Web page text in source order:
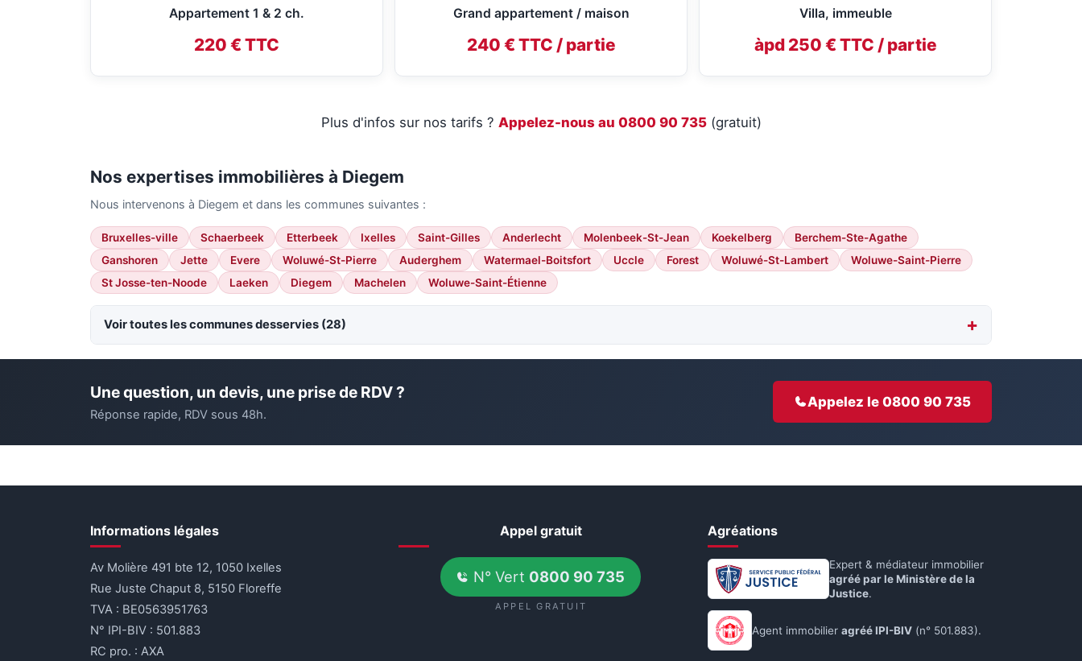
Appartement 1 & 2 ch.
220 € TTC
Grand appartement / maison
240 € TTC / partie
Villa, immeuble
àpd 250 € TTC / partie
Plus d'infos sur nos tarifs ? Appelez-nous au 0800 90 735(gratuit)
Nos expertises immobilières à Diegem
Nous intervenons à Diegem et dans les communes suivantes :
Bruxelles-ville Schaerbeek Etterbeek Ixelles Saint-Gilles Anderlecht Molenbeek-St-Jean Koekelberg
Berchem-Ste-Agathe
Ganshoren
Jette Evere Woluwé-St-Pierre Auderghem Watermael-Boitsfort Uccle Forest Woluwé-St-Lambert
Woluwe-Saint-Pierre
St Josse-ten-Noode
Laeken Diegem Machelen Woluwe-Saint-Étienne
Voir toutes les communes desservies (28)
Une question, un devis, une prise de RDV ?
Réponse rapide, RDV sous 48h.
Appelez le 0800 90 735
Informations légales
Av Molière 491 bte 12, 1050 Ixelles
Rue Juste Chaput 8, 5150 Floreffe
TVA : BE0563951763
N° IPI-BIV : 501.883
RC pro. : AXA
Appel gratuit
N° Vert 0800 90 735
APPEL GRATUIT
Agréations
Expert & médiateur immobilier
agréé par le Ministère de la
Justice.
Agent immobilieragréé IPI-BIV (n° 501.883).